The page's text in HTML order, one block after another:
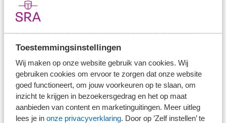
Toestemmingsinstellingen
Wij maken op onze website gebruik van cookies. Wij
gebruiken cookies om ervoor te zorgen dat onze website
goed functioneert, om jouw voorkeuren op te slaan, om
inzicht te krijgen in bezoekersgedrag en het op maat
aanbieden van content en marketinguitingen. Meer uitleg
lees je in onze privacyverklaring. Door op ’Zelf instellen’ te
risicobewustzijn van de accountant bij fraude, wat is het
gewenste doelgedrag en welke factoren zijn daarvoor
faciliterend en/of belemmerend? Op basis van deze
analyse verkregen we verder inzicht in (gewenste)
gedragingen bij 'fraude' en daarbij horende
onderliggende factoren.
Wat kunnen we leren?